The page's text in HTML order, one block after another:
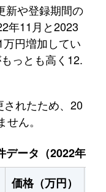
新や登録期間の
年11月と2023
円増加してい
っとも高く12.
れたため、20
ん。
ータ（2022年11
価格（万円）